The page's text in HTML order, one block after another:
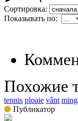
Сортировка:
Показывать по:
Похожие
tennis ploaie vânt
Публикатор